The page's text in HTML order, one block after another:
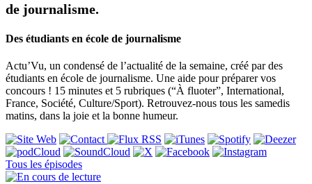
de journalisme.
Des étudiants en école de journalisme
Actu’Vu, un condensé de l’actualité de la semaine, créé par des
étudiants en école de journalisme. Une aide pour préparer vos
concours ! 15 minutes et 5 rubriques (“À fluoter”, International,
France, Société, Culture/Sport). Retrouvez-nous tous les samedis
matins, dans la joie et la bonne humeur.
Tous les épisodes